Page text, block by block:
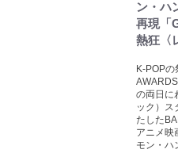
ン・ハ
再現「
熱狂〈
K-POP
の両日に
ック）ス
たした
アニメ映
モン・